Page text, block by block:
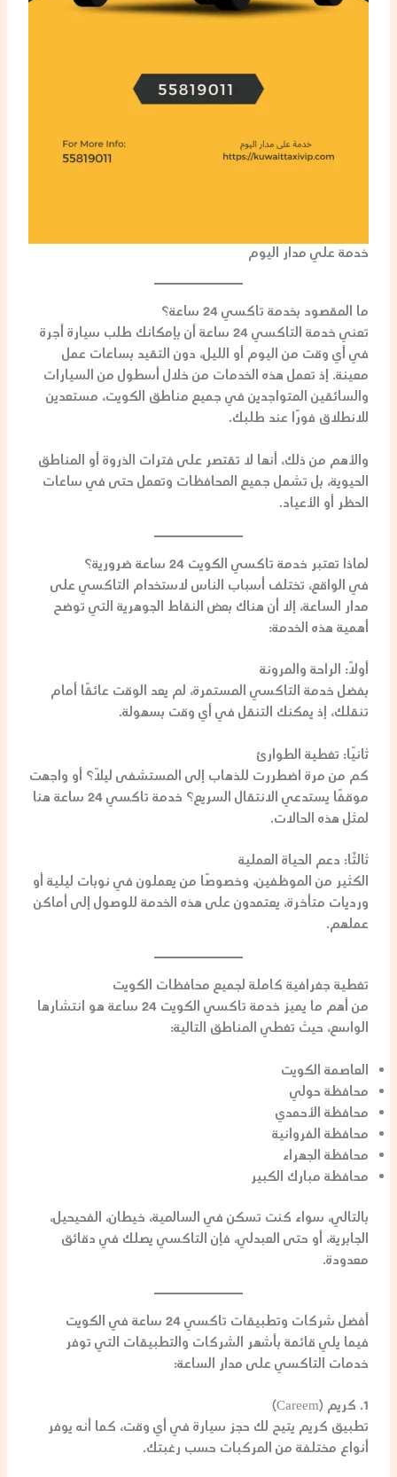
خدمة علي مدار اليوم
ما المقصود بخدمة تاكسي 24 ساعة؟
تعني خدمة التاكسي 24 ساعة أن بإمكانك طلب سيارة أجرة
في أي وقت من اليوم أو الليل، دون التقيد بساعات عمل
معينة. إذ تعمل هذه الخدمات من خلال أسطول من السيارات
والسائقين المتواجدين في جميع مناطق الكويت، مستعدين
للانطلاق فورًا عند طلبك.
والأهم من ذلك، أنها لا تقتصر على فترات الذروة أو المناطق
الحيوية، بل تشمل جميع المحافظات وتعمل حتى في ساعات
الحظر أو الأعياد.
لماذا تعتبر خدمة تاكسي الكويت 24 ساعة ضرورية؟
في الواقع، تختلف أسباب الناس لاستخدام التاكسي على
مدار الساعة، إلا أن هناك بعض النقاط الجوهرية التي توضح
أهمية هذه الخدمة:
أولًا: الراحة والمرونة
بفضل خدمة التاكسي المستمرة، لم يعد الوقت عائقًا أمام
تنقلك، إذ يمكنك التنقل في أي وقت بسهولة.
ثانيًا: تغطية الطوارئ
كم من مرة اضطررت للذهاب إلى المستشفى ليلًا؟ أو واجهت
موقفًا يستدعي الانتقال السريع؟ خدمة تاكسي 24 ساعة هنا
لمثل هذه الحالات.
ثالثًا: دعم الحياة العملية
الكثير من الموظفين، وخصوصًا من يعملون في نوبات ليلية أو
ورديات متأخرة، يعتمدون على هذه الخدمة للوصول إلى أماكن
عملهم.
تغطية جغرافية كاملة لجميع محافظات الكويت
من أهم ما يميز خدمة تاكسي الكويت 24 ساعة
هو انتشارها
الواسع، حيث تغطي المناطق التالية:
العاصمة الكويت
محافظة حولي
محافظة الأحمدي
محافظة الفروانية
محافظة الجهراء
محافظة مبارك الكبير
بالتالي، سواء كنت تسكن في السالمية، خيطان، الفحيحيل،
الجابرية، أو حتى العبدلي، فإن التاكسي يصلك في دقائق
معدودة.
أفضل شركات وتطبيقات تاكسي 24 ساعة في الكويت
فيما يلي قائمة بأشهر الشركات والتطبيقات التي توفر
خدمات التاكسي على مدار الساعة:
1. كريم (Careem)
تطبيق كريم يتيح لك حجز سيارة في أي وقت، كما أنه يوفر
أنواع مختلفة من المركبات حسب رغبتك.